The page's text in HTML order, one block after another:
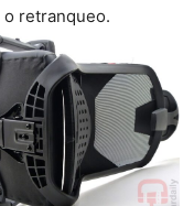
retranqueo.